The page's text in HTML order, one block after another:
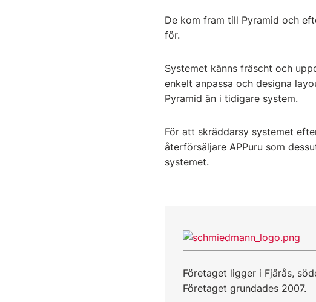
De kom fram till Pyramid och
för.
Systemet känns fräscht och
enkelt anpassa och designa
Pyramid än i tidigare system.
För att skräddarsy systemet
återförsäljare APPuru som
systemet.
Företaget ligger i Fjärås,
Företaget grundades 2007.